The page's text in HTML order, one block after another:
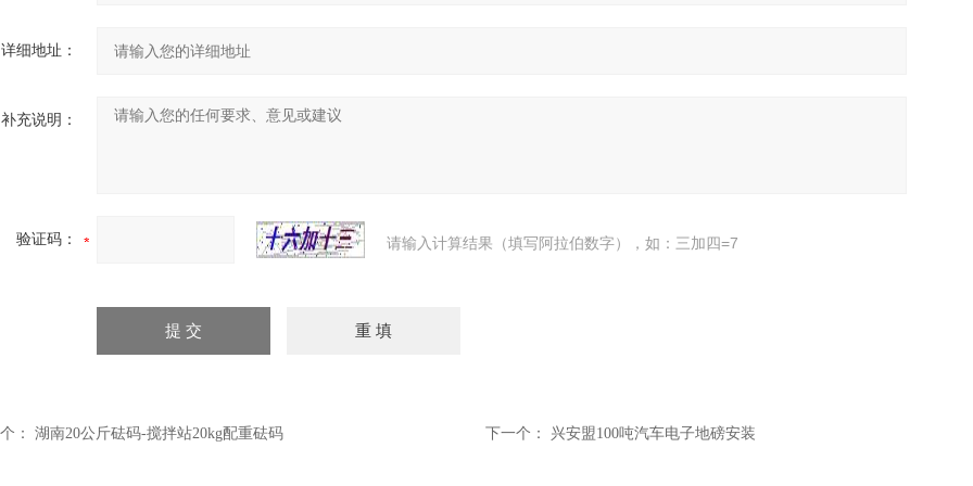
详细地址：
补充说明：
验证码： 请输入计算结果（填写阿拉伯数字），如：三加四=7
： 湖南20公斤砝码-搅拌站20kg配重砝码 下一个： 兴安盟100吨汽车电子地磅安装